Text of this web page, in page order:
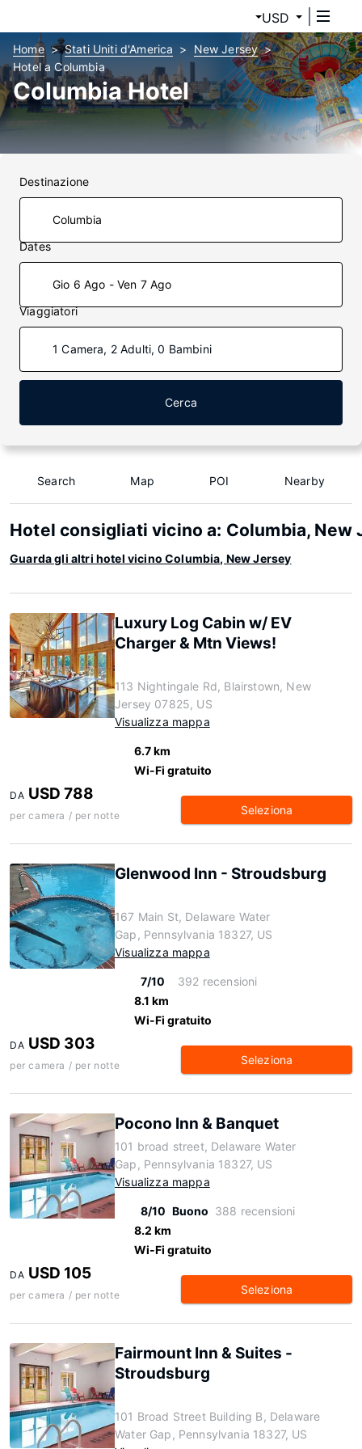
USD
Home Stati Uniti d'America
New Jersey
Hotel a Columbia
Columbia Hotel
Destinazione
Dates
Gio 6 Ago - Ven 7 Ago
Viaggiatori
1 Camera, 2 Adulti, 0 Bambini
Cerca
Search Map POI Nearby
Hotel consigliati vicino a: Columbia, New
Guarda gli altri hotel vicino Columbia, New Jersey
Luxury Log Cabin w/ EV
Charger & Mtn Views!
113 Nightingale Rd, Blairstown, New
Jersey 07825, US
Visualizza mappa
6.7 km
Wi-Fi gratuito
DA USD 788
per camera / per notte Seleziona
Glenwood Inn - Stroudsburg
167 Main St, Delaware Water
Gap, Pennsylvania 18327, US
Visualizza mappa
7/10
392 recensioni
8.1 km
Wi-Fi gratuito
DA USD 303
per camera / per notte Seleziona
Pocono Inn & Banquet
101 broad street, Delaware Water
Gap, Pennsylvania 18327, US
Visualizza mappa
8/10 Buono 388 recensioni
8.2 km
Wi-Fi gratuito
DA USD 105
per camera / per notte Seleziona
Fairmount Inn & Suites -
Stroudsburg
101 Broad Street Building B, Delaware
Water Gap, Pennsylvania 18327, US